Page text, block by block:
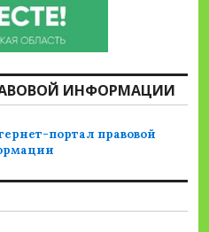
ИНФОРМАЦИИ